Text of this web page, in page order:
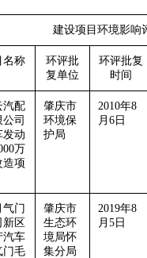
建设项目环境影响
名称
环评批
复单位
环评批复
时间
汽配
司
发动
万
造项
肇庆市
环境保
护局
2010年8
月6日
门
区
汽车
门毛
肇庆市
生态环
境局怀
集分局
2019年8
月5日